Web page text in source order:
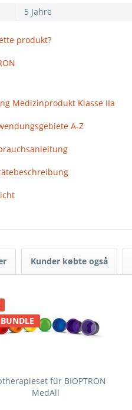
5 Jahre
produkt?
Medizinprodukt Klasse IIa
A-Z
Kunder købte også
BUNDLE
für BIOPTRON
MedAll